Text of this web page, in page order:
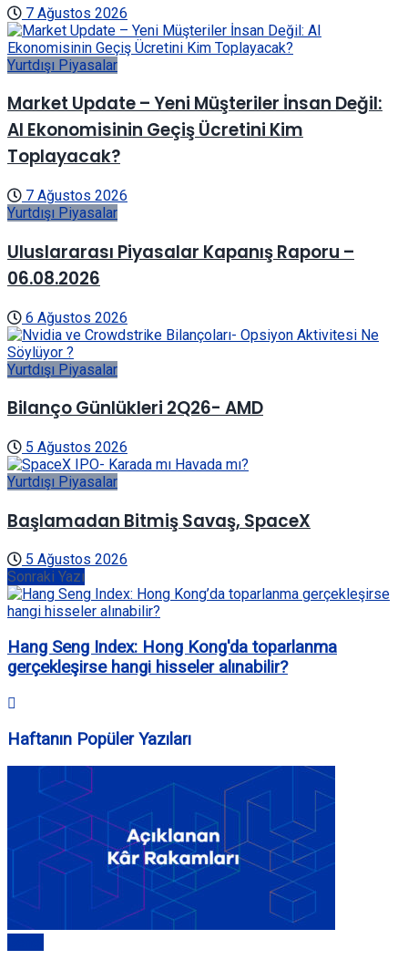
7 Ağustos 2026
Yurtdışı Piyasalar
Market Update – Yeni Müşteriler İnsan Değil:
AI Ekonomisinin Geçiş Ücretini Kim
Toplayacak?
7 Ağustos 2026
Yurtdışı Piyasalar
Uluslararası Piyasalar Kapanış Raporu –
06.08.2026
6 Ağustos 2026
Yurtdışı Piyasalar
Bilanço Günlükleri 2Q26- AMD
5 Ağustos 2026
Yurtdışı Piyasalar
Başlamadan Bitmiş Savaş, SpaceX
5 Ağustos 2026
Sonraki Yazı
Hang Seng Index: Hong Kong'da toparlanma
gerçekleşirse hangi hisseler alınabilir?
Haftanın Popüler Yazıları